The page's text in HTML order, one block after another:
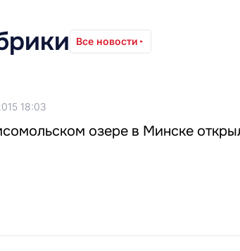
Все новости
18:03
озере в Минске